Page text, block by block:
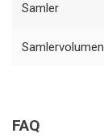
Samler
Samlervolumen
FAQ